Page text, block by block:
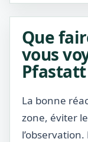
Que
vous
Pfastatt
La bonne
zone, éviter